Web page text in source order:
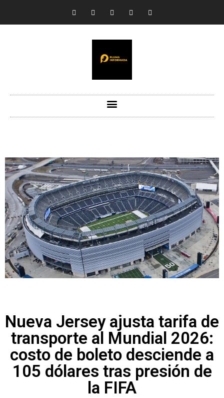
Nueva Jersey ajusta tarifa de
transporte al Mundial 2026:
costo de boleto desciende a
105 dólares tras presión de
la FIFA